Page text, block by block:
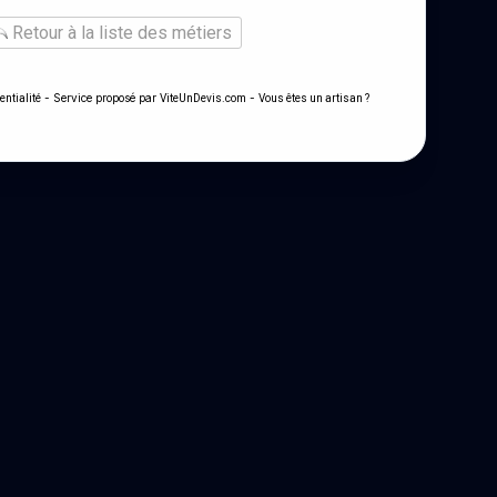
Retour à la liste des métiers
- Service proposé par ViteUnDevis.com - Vous êtes un artisan ?